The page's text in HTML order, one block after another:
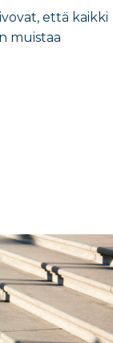
että kaikki
muistaa